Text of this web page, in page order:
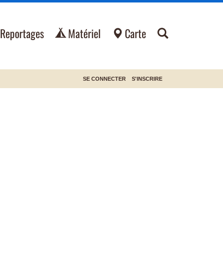
Reportages Matériel Carte
SE CONNECTER S'INSCRIRE